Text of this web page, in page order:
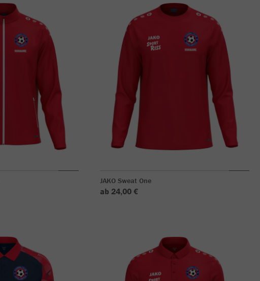
JAKO Sweat One
ab 24,00 €